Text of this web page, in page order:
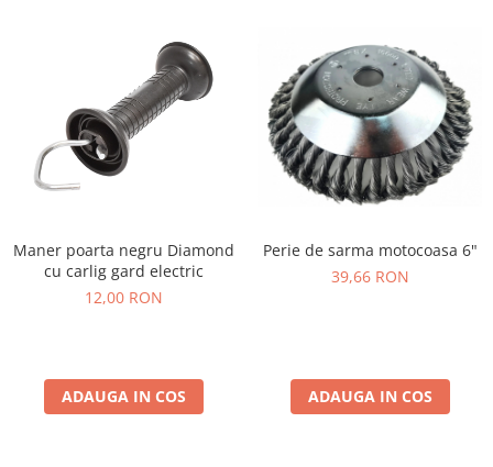
Maner poarta negru Diamond
cu carlig gard electric
12,00 RON
ADAUGA IN COS
Perie de sarma motocoasa 6"
39,66 RON
ADAUGA IN COS